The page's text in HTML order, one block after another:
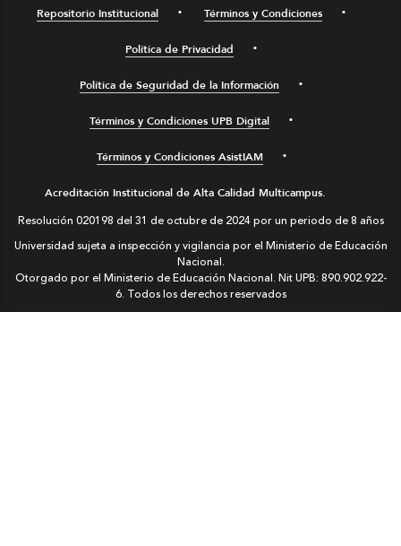
Repositorio Institucional Términos y Condiciones
Política de Privacidad
Política de Seguridad de la Información
Términos y Condiciones UPB Digital
Términos y Condiciones AsistIAM
Acreditación Institucional de Alta Calidad Multicampus.
Resolución 020198 del 31 de octubre de 2024 por un periodo de 8 años
Universidad sujeta a inspección y vigilancia por el Ministerio de Educación
Nacional.
Otorgado por el Ministerio de Educación Nacional. Nit UPB: 890.902.922-
6. Todos los derechos reservados